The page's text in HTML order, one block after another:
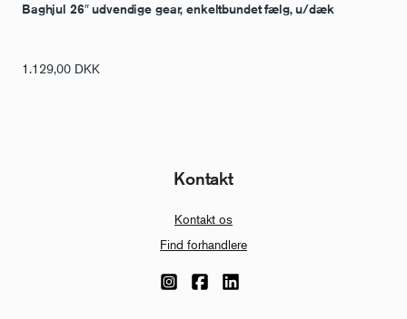
Baghjul 26″ udvendige gear, enkeltbundet fælg, u/dæk
1.129,00 DKK
Kontakt
Kontakt os
Find forhandlere